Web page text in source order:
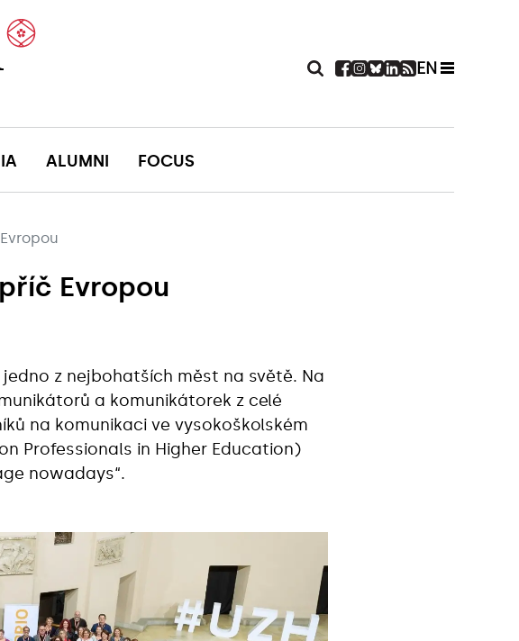
EN
ALUMNI FOCUS
Evropou
z nejbohatších měst na světě. Na
a komunikátorek z celé
na komunikaci ve vysokoškolském
Professionals in Higher Education)
nowadays“‎.